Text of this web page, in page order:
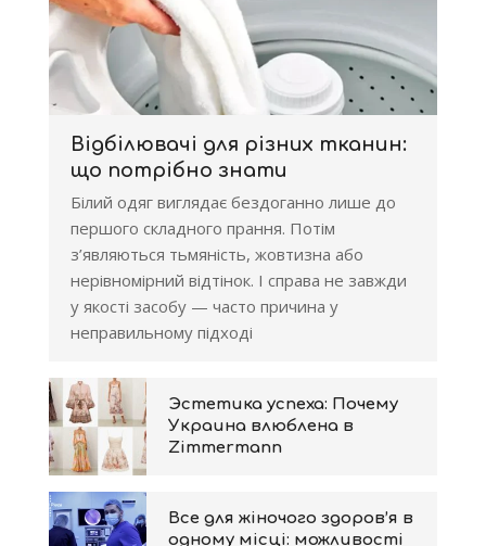
Відбілювачі для різних тканин:
що потрібно знати
Білий одяг виглядає бездоганно лише до
першого складного прання. Потім
з’являються тьмяність, жовтизна або
нерівномірний відтінок. І справа не завжди
у якості засобу — часто причина у
неправильному підході
Эстетика успеха: Почему
Украина влюблена в
Zimmermann
Все для жіночого здоров’я в
одному місці: можливості